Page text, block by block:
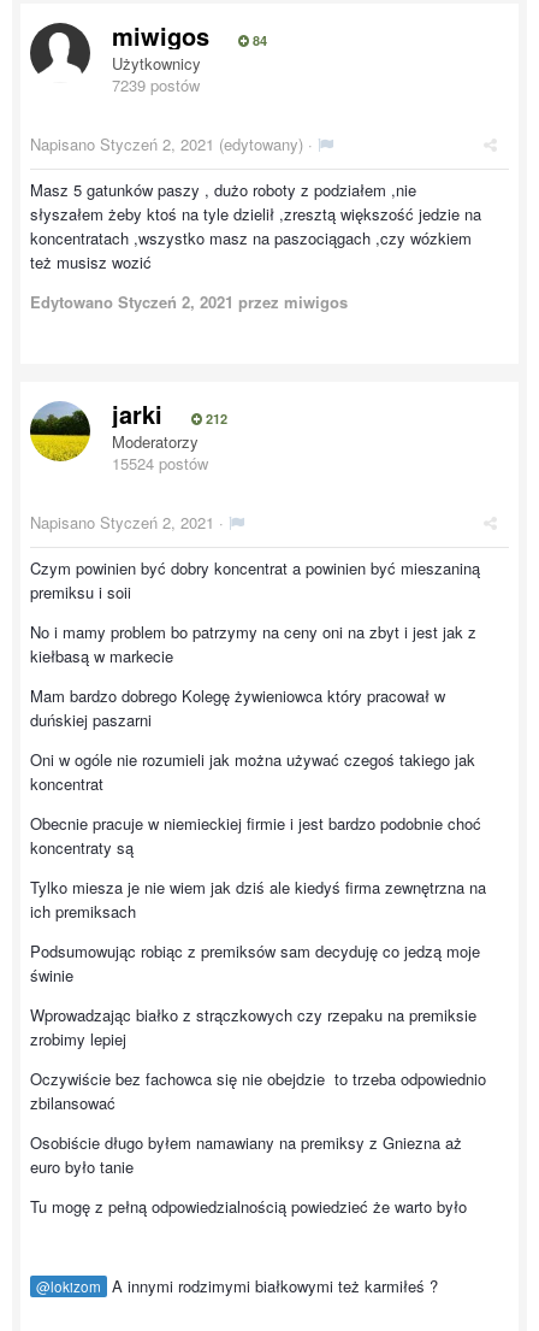
miwigos 84
Użytkownicy
7239 postów
Napisano Styczeń 2, 2021 (edytowany) ·
Masz 5 gatunków paszy , dużo roboty z podziałem ,nie
słyszałem żeby ktoś na tyle dzielił ,zresztą większość jedzie na
koncentratach ,wszystko masz na paszociągach ,czy wózkiem
też musisz wozić
Edytowano Styczeń 2, 2021 przez miwigos
jarki 212
Moderatorzy
15524 postów
Napisano Styczeń 2, 2021 ·
Czym powinien być dobry koncentrat a powinien być mieszaniną
premiksu i soii
No i mamy problem bo patrzymy na ceny oni na zbyt i jest jak z
kiełbasą w markecie
Mam bardzo dobrego Kolegę żywieniowca który pracował w
duńskiej paszarni
Oni w ogóle nie rozumieli jak można używać czegoś takiego jak
koncentrat
Obecnie pracuje w niemieckiej firmie i jest bardzo podobnie choć
koncentraty są
Tylko miesza je nie wiem jak dziś ale kiedyś firma zewnętrzna na
ich premiksach
Podsumowując robiąc z premiksów sam decyduję co jedzą moje
świnie
Wprowadzając białko z strączkowych czy rzepaku na premiksie
zrobimy lepiej
Oczywiście bez fachowca się nie obejdzie to trzeba odpowiednio
zbilansować
Osobiście długo byłem namawiany na premiksy z Gniezna aż
euro było tanie
Tu mogę z pełną odpowiedzialnością powiedzieć że warto było
@lokizom A innymi rodzimymi białkowymi też karmiłeś ?